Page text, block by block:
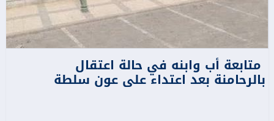
متابعة أب وابنه في حالة اعتقال
بالرحامنة بعد اعتداء على عون سلطة